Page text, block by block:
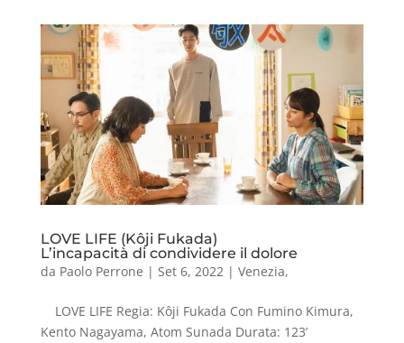
LOVE LIFE (Kôji Fukada)
L’incapacità di condividere il dolore
da Paolo Perrone | Set 6, 2022| Venezia,
LOVE LIFE Regia: Kôji Fukada Con Fumino Kimura,
Kento Nagayama, Atom Sunada Durata: 123’